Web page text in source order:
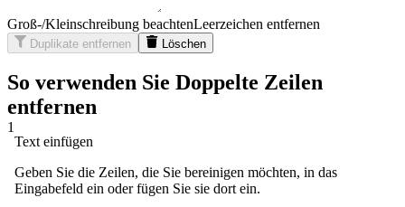
Groß-/Kleinschreibung beachtenLeerzeichen entfernen
Duplikate entfernen Löschen
So verwenden Sie Doppelte Zeilen
entfernen
1
Text einfügen
Geben Sie die Zeilen, die Sie bereinigen möchten, in das
Eingabefeld ein oder fügen Sie sie dort ein.